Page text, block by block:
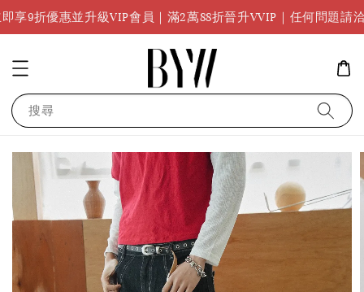
級VIP會員｜滿2萬88折晉升VVIP｜任何問題請洽 任何問題
搜尋